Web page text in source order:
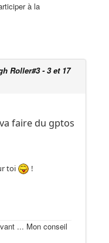
à la
Roller#3 - 3 et 17
faire du gptos
toi !
... Mon conseil